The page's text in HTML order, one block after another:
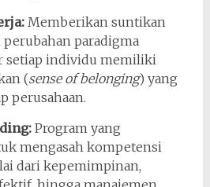
Memberikan suntikan
perubahan paradigma
setiap individu memiliki
(sense of belonging) yang
perusahaan.
Program yang
mengasah kompetensi
dari kepemimpinan,